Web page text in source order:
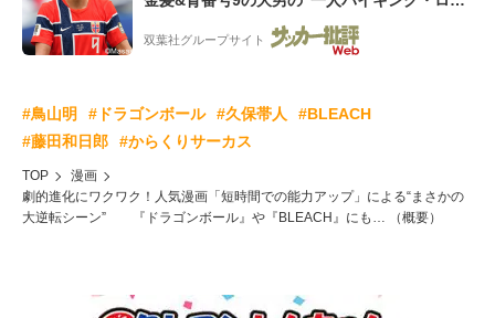
ー”映像が話題!「元気をもらった」
双葉社グループサイト
#鳥山明 #ドラゴンボール #久保帯人
#BLEACH
#藤田和日郎
#からくりサーカス
TOP
漫画
劇的進化にワクワク！人気漫画「短時間での能力アップ」による“まさかの
大逆転シーン” 『ドラゴンボール』や『BLEACH』にも… （概要）